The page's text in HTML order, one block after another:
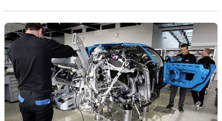
propre figure avant de